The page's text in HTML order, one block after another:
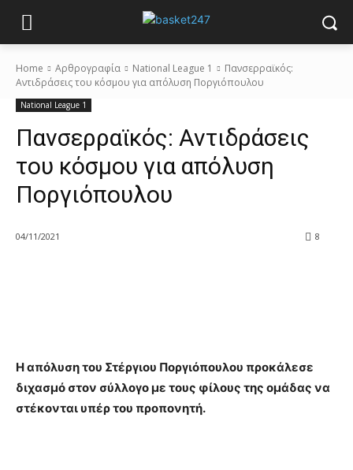
Home Αρθρογραφία National League 1
Πανσερραϊκός:
Αντιδράσεις του κόσμου για απόλυση Ποργιόπουλου
National League 1
Πανσερραϊκός: Αντιδράσεις
του κόσμου για απόλυση
Ποργιόπουλου
04/11/2021 8
Η απόλυση του Στέργιου Ποργιόπουλου προκάλεσε
διχασμό στον σύλλογο με τους φίλους της ομάδας να
στέκονται υπέρ του προπονητή.